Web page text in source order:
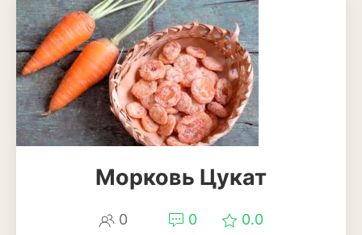
Морковь Цукат
0 0 0.0